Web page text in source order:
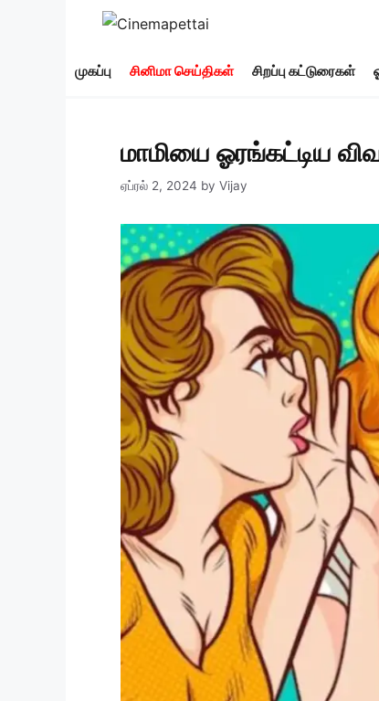
முகப்பு சினிமா செய்திகள் சிறப்பு கட்டுரைகள்
மாமியை ஓரங்கட்டிய
ஏப்ரல் 2, 2024 by Vijay